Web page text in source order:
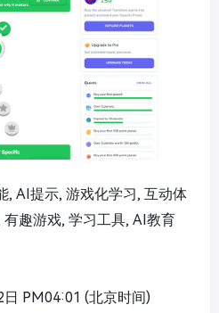
, AI提示, 游戏化学习, 互动体
趣游戏, 学习工具, AI教育
日 PM04:01 (北京时间)